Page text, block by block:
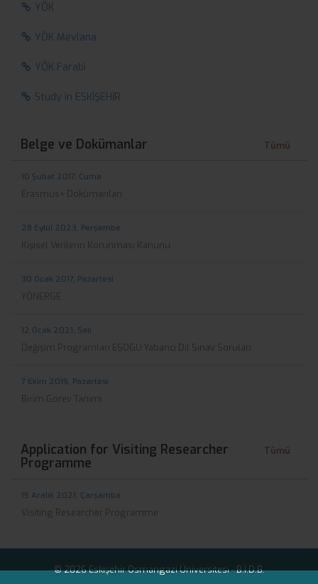
YÖK
YÖK Mevlana
YÖK Farabi
Study in ESKİŞEHİR
Belge ve Dokümanlar Tümü
10 Şubat 2017, Cuma
Erasmus+ Dokümanları
28 Eylül 2023, Perşembe
Kişisel Verilerin Korunması Kanunu
30 Ocak 2017, Pazartesi
YÖNERGE
12 Ocak 2021, Salı
Değişim Programları ESOGU Yabancı Dil Sınav Soruları
7 Ekim 2019, Pazartesi
Birim Görev Tanımı
Application for Visiting Researcher
Programme
Tümü
15 Aralık 2021, Çarşamba
Visiting Researcher Programme
© 2026 Eskişehir Osmangazi Üniversitesi -B.İ.D.B.